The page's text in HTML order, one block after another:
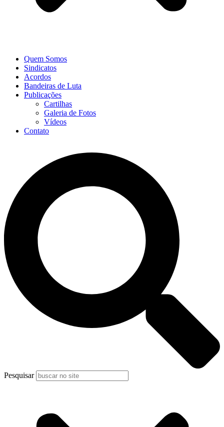
Quem Somos
Sindicatos
Acordos
Bandeiras de Luta
Publicações
Cartilhas
Galeria de Fotos
Vídeos
Contato
Pesquisar